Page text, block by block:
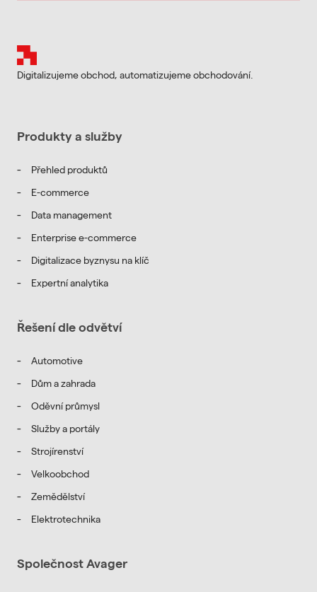
Digitalizujeme obchod, automatizujeme obchodování.
Produkty a služby
Přehled produktů
E-commerce
Data management
Enterprise e-commerce
Digitalizace byznysu na klíč
Expertní analytika
Řešení dle odvětví
Automotive
Dům a zahrada
Oděvní průmysl
Služby a portály
Strojírenství
Velkoobchod
Zemědělství
Elektrotechnika
Společnost Avager